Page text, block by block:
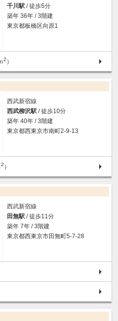
千川駅 / 徒歩5分
築年 36年 / 3階建
東京都板橋区向原1
2 ）
西武新宿線
西武柳沢駅 / 徒歩10分
築年 40年 / 3階建
東京都西東京市南町2-9-13
2 ）
西武新宿線
田無駅 / 徒歩11分
築年 7年 / 3階建
東京都西東京市田無町5-7-28